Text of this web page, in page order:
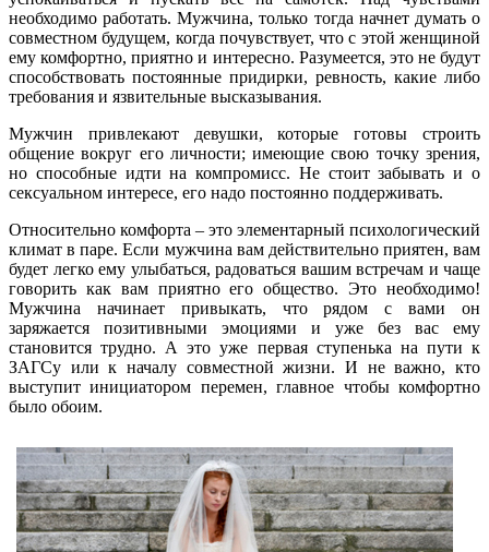
необходимо работать. Мужчина, только тогда начнет думать о
совместном будущем, когда почувствует, что с этой женщиной
ему комфортно, приятно и интересно. Разумеется, это не будут
способствовать постоянные придирки, ревность, какие либо
требования и язвительные высказывания.
Мужчин привлекают девушки, которые готовы строить
общение вокруг его личности; имеющие свою точку зрения,
но способные идти на компромисс. Не стоит забывать и о
сексуальном интересе, его надо постоянно поддерживать.
Относительно комфорта – это элементарный психологический
климат в паре. Если мужчина вам действительно приятен, вам
будет легко ему улыбаться, радоваться вашим встречам и чаще
говорить как вам приятно его общество. Это необходимо!
Мужчина начинает привыкать, что рядом с вами он
заряжается позитивными эмоциями и уже без вас ему
становится трудно. А это уже первая ступенька на пути к
ЗАГСу или к началу совместной жизни. И не важно, кто
выступит инициатором перемен, главное чтобы комфортно
было обоим.